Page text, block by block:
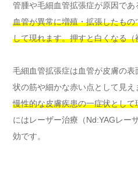
管腫や毛細血管拡張症が原因であ
血管が異常に増殖・拡張したも
して現れます。押すと白くなる
毛細血管拡張症は血管が皮膚の
状の筋や細かな赤い点として見え
慢性的な皮膚疾患の一症状とし
にはレーザー治療（Nd:YAGレー
効です。